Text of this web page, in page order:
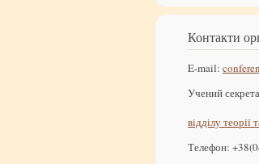
Контакти
E-mail:
Учений
відділу теорії
Телефон: